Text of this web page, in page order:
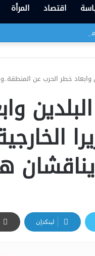
اقتصاد المرأة
أبشع الجرائم التي شهدها
وابعاد خطر الحرب عن
لينكدإن